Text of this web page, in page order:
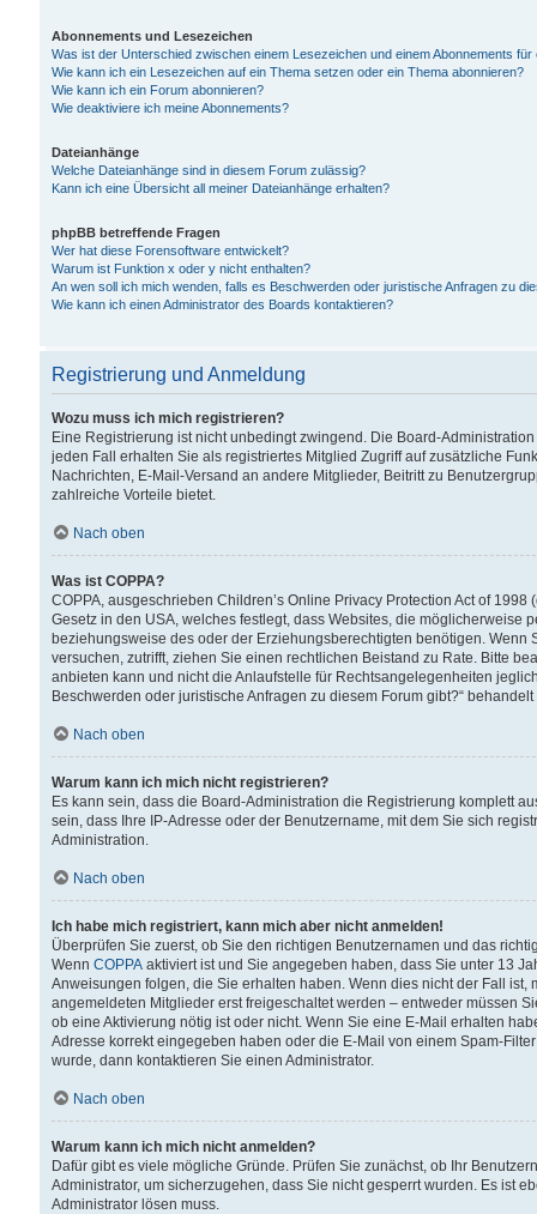
Abonnements und Lesezeichen
Was ist der Unterschied zwischen einem Lesezeichen und einem Abonnements
Wie kann ich ein Lesezeichen auf ein Thema setzen oder ein Thema abonnieren?
Wie kann ich ein Forum abonnieren?
Wie deaktiviere ich meine Abonnements?
Dateianhänge
Welche Dateianhänge sind in diesem Forum zulässig?
Kann ich eine Übersicht all meiner Dateianhänge erhalten?
phpBB betreffende Fragen
Wer hat diese Forensoftware entwickelt?
Warum ist Funktion x oder y nicht enthalten?
An wen soll ich mich wenden, falls es Beschwerden oder juristische Anfragen zu
Wie kann ich einen Administrator des Boards kontaktieren?
Registrierung und Anmeldung
Wozu muss ich mich registrieren?
Eine Registrierung ist nicht unbedingt zwingend. Die Board-
jeden Fall erhalten Sie als registriertes Mitglied Zugriff auf zusätzliche
Nachrichten, E-Mail-Versand an andere Mitglieder, Beitritt zu
zahlreiche Vorteile bietet.
Nach oben
Was ist COPPA?
COPPA, ausgeschrieben Children’s Online Privacy Protection Act of
Gesetz in den USA, welches festlegt, dass Websites, die
beziehungsweise des oder der Erziehungsberechtigten benötigen.
versuchen, zutrifft, ziehen Sie einen rechtlichen Beistand zu Rate. Bitte
anbieten kann und nicht die Anlaufstelle für Rechtsangelegenheiten
Beschwerden oder juristische Anfragen zu diesem Forum gibt?“
Nach oben
Warum kann ich mich nicht registrieren?
Es kann sein, dass die Board-Administration die Registrierung komplett
sein, dass Ihre IP-Adresse oder der Benutzername, mit dem Sie sich
Administration.
Nach oben
Ich habe mich registriert, kann mich aber nicht anmelden!
Überprüfen Sie zuerst, ob Sie den richtigen Benutzernamen und das
Wenn COPPA aktiviert ist und Sie angegeben haben, dass Sie unter 13
Anweisungen folgen, die Sie erhalten haben. Wenn dies nicht der Fall
angemeldeten Mitglieder erst freigeschaltet werden – entweder müssen
ob eine Aktivierung nötig ist oder nicht. Wenn Sie eine E-Mail erhalten
Adresse korrekt eingegeben haben oder die E-Mail von einem Spam-
wurde, dann kontaktieren Sie einen Administrator.
Nach oben
Warum kann ich mich nicht anmelden?
Dafür gibt es viele mögliche Gründe. Prüfen Sie zunächst, ob Ihr
Administrator, um sicherzugehen, dass Sie nicht gesperrt wurden. Es ist
Administrator lösen muss.